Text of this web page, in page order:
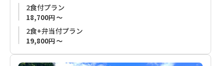
祖父母が営んでいたお茶畑を受け継いだオーナーが作るお茶
は、農薬不使用の栽培方法で茶葉まで食べられます。
また、管理栄養士の資格を持ち、ハワイで料理修行も経験。
お客様に提供する食事は自家製の野菜も使用したお茶農家なら
ではの体に優しいお茶料理。
2食付プラン
18,700円 ～
2食+弁当付プラン
19,800円 ～